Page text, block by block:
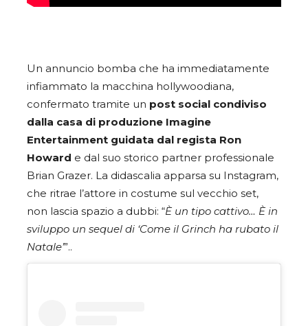
Un annuncio bomba che ha immediatamente
infiammato la macchina hollywoodiana,
confermato tramite un post social condiviso
dalla casa di produzione Imagine
Entertainment guidata dal regista Ron
Howard e dal suo storico partner professionale
Brian Grazer. La didascalia apparsa su Instagram,
che ritrae l’attore in costume sul vecchio set,
non lascia spazio a dubbi: “È un tipo cattivo… È in
sviluppo un sequel di ‘Come il Grinch ha rubato il
Natale’”..